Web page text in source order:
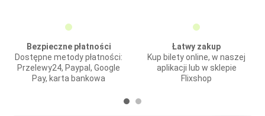
Bezpieczne płatności
Dostępne metody płatności:
Przelewy24, Paypal, Google
Pay, karta bankowa
Łatwy zakup
Kup bilety online, w naszej
aplikacji lub w sklepie
Flixshop